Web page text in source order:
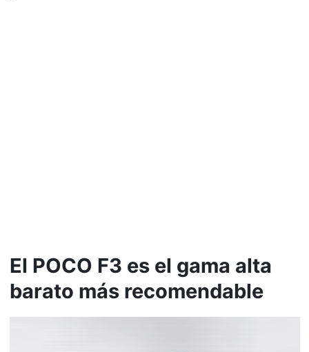
El POCO F3 es el gama alta
barato más recomendable